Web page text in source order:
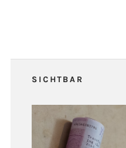
SICHTBAR